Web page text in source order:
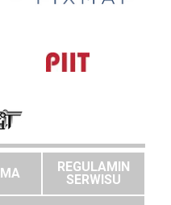
REGULAMIN
SERWISU